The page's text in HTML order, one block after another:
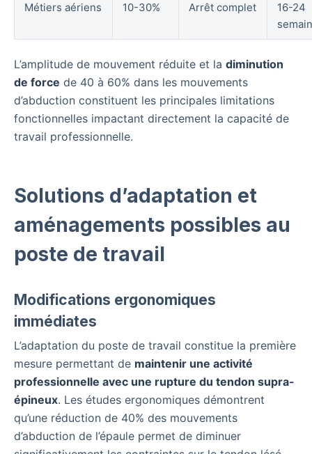
Métiers aériens 10-30% Arrêt complet
16-24
L’amplitude de mouvement réduite et la diminution
de force de 40 à 60% dans les mouvements
d’abduction constituent les principales limitations
fonctionnelles impactant directement la capacité de
travail professionnelle.
Solutions d’adaptation et
aménagements possibles au
poste de travail
Modifications ergonomiques
immédiates
L’adaptation du poste de travail constitue la première
mesure permettant de maintenir une activité
professionnelle avec une rupture du tendon supra-
épineux. Les études ergonomiques démontrent
qu’une réduction de 40% des mouvements
d’abduction de l’épaule permet de diminuer